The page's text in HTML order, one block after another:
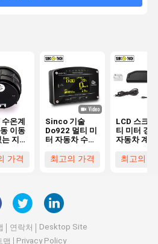
온계
이동
지도
가격
Sinco 기술
Do922 멀티 미
터 자동차 수온
계기판 디스플
최고의 가격
LCD 스크린
티 미터 경
자동차 계
기술 OBD2
최고의
연락처
Desktop Site
맵
Privacy Policy